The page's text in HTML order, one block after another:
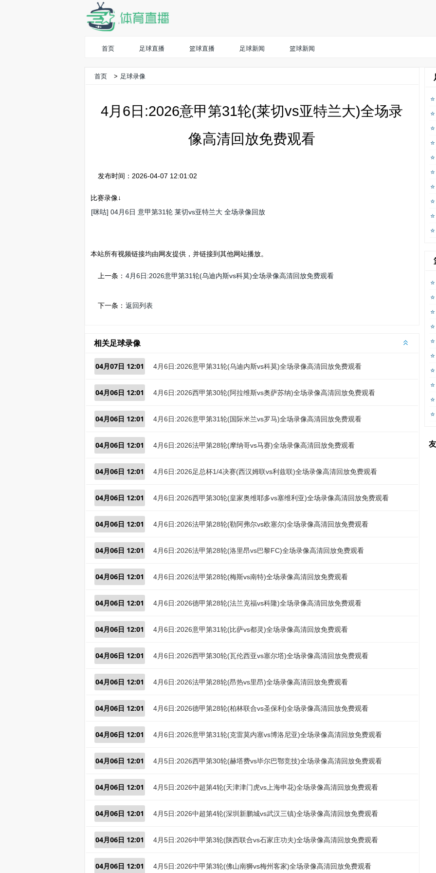
首页 足球直播 篮球直播 足球新闻 篮球新闻
首页 > 足球录像
4月6日:2026意甲第31轮(莱切vs亚特兰大)全场录
像高清回放免费观看
发布时间：2026-04-07 12:01:02
比赛录像↓
[咪咕] 04月6日 意甲第31轮 莱切vs亚特兰大 全场录像回放
本站所有视频链接均由网友提供，并链接到其他网站播放。
上一条： 4月6日:2026意甲第31轮(乌迪内斯vs科莫)全场录像高清回放免费观看
下一条： 返回列表
相关足球录像
04月07日 12:01 4月6日:2026意甲第31轮(乌迪内斯vs科莫)全场录像高清回放免费观看
04月06日 12:01 4月6日:2026西甲第30轮(阿拉维斯vs奥萨苏纳)全场录像高清回放免费观看
04月06日 12:01 4月6日:2026意甲第31轮(国际米兰vs罗马)全场录像高清回放免费观看
04月06日 12:01 4月6日:2026法甲第28轮(摩纳哥vs马赛)全场录像高清回放免费观看
04月06日 12:01 4月6日:2026足总杯1/4决赛(西汉姆联vs利兹联)全场录像高清回放免费观看
04月06日 12:01 4月6日:2026西甲第30轮(皇家奥维耶多vs塞维利亚)全场录像高清回放免费观看
04月06日 12:01 4月6日:2026法甲第28轮(勒阿弗尔vs欧塞尔)全场录像高清回放免费观看
04月06日 12:01 4月6日:2026法甲第28轮(洛里昂vs巴黎FC)全场录像高清回放免费观看
04月06日 12:01 4月6日:2026法甲第28轮(梅斯vs南特)全场录像高清回放免费观看
04月06日 12:01 4月6日:2026德甲第28轮(法兰克福vs科隆)全场录像高清回放免费观看
04月06日 12:01 4月6日:2026意甲第31轮(比萨vs都灵)全场录像高清回放免费观看
04月06日 12:01 4月6日:2026西甲第30轮(瓦伦西亚vs塞尔塔)全场录像高清回放免费观看
04月06日 12:01 4月6日:2026法甲第28轮(昂热vs里昂)全场录像高清回放免费观看
04月06日 12:01 4月6日:2026德甲第28轮(柏林联合vs圣保利)全场录像高清回放免费观看
04月06日 12:01 4月6日:2026意甲第31轮(克雷莫内塞vs博洛尼亚)全场录像高清回放免费观看
04月06日 12:01 4月5日:2026西甲第30轮(赫塔费vs毕尔巴鄂竞技)全场录像高清回放免费观看
04月06日 12:01 4月5日:2026中超第4轮(天津津门虎vs上海申花)全场录像高清回放免费观看
04月06日 12:01 4月5日:2026中超第4轮(深圳新鹏城vs武汉三镇)全场录像高清回放免费观看
04月06日 12:01 4月5日:2026中甲第3轮(陕西联合vs石家庄功夫)全场录像高清回放免费观看
04月06日 12:01 4月5日:2026中甲第3轮(佛山南狮vs梅州客家)全场录像高清回放免费观看